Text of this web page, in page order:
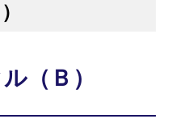
（Ｂ）